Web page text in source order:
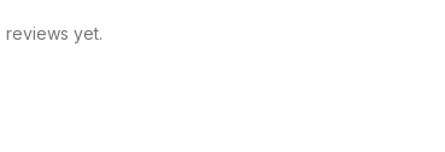
reviews yet.